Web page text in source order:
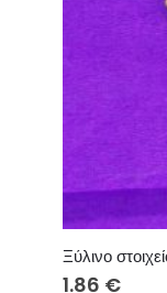
Ξύλινο
1.86 €